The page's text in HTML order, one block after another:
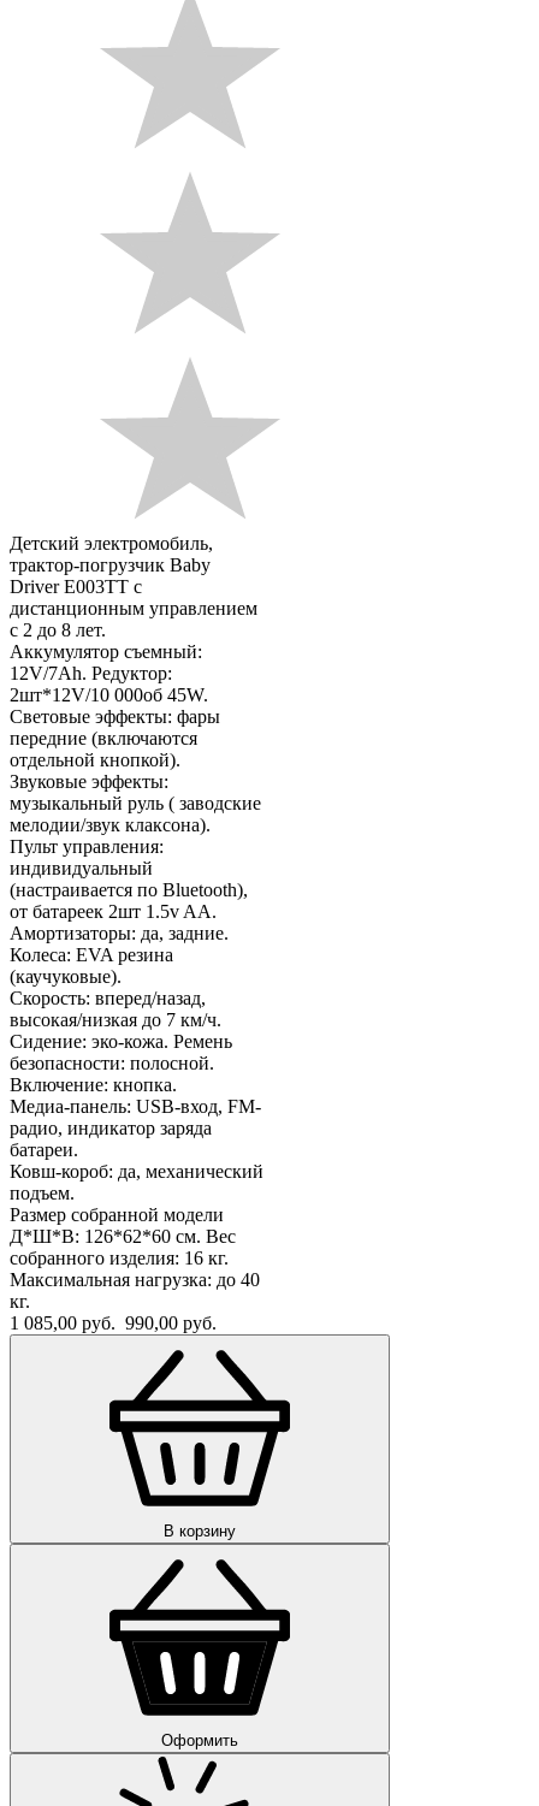
Детский электромобиль,
трактор-погрузчик Baby
Driver E003TT с
дистанционным управлением
с 2 до 8 лет.
Аккумулятор съемный:
12V/7Ah. Редуктор:
2шт*12V/10 000об 45W.
Световые эффекты: фары
передние (включаются
отдельной кнопкой).
Звуковые эффекты:
музыкальный руль ( заводские
мелодии/звук клаксона).
Пульт управления:
индивидуальный
(настраивается по Bluetooth),
от батареек 2шт 1.5v AA.
Амортизаторы: да, задние.
Колеса: EVA резина
(каучуковые).
Скорость: вперед/назад,
высокая/низкая до 7 км/ч.
Сидение: эко-кожа. Ремень
безопасности: полосной.
Включение: кнопка.
Медиа-панель: USB-вход, FM-
радио, индикатор заряда
батареи.
Ковш-короб: да, механический
подъем.
Размер собранной модели
Д*Ш*В: 126*62*60 см. Вес
собранного изделия: 16 кг.
Максимальная нагрузка: до 40
кг.
1 085,00 руб. 990,00 руб.
В корзину
Оформить